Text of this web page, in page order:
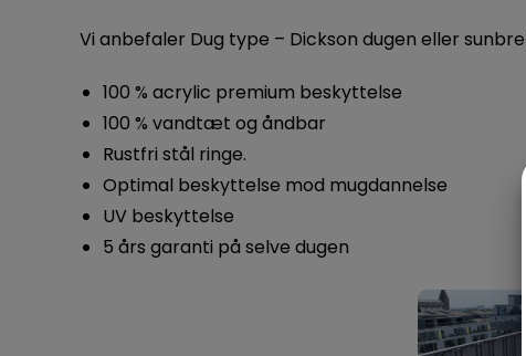
Vi anbefaler Dug type – Dickson dugen eller
100 % acrylic premium beskyttelse
100 % vandtæt og åndbar
Rustfri stål ringe.
Optimal beskyttelse mod mugdannelse
UV beskyttelse
5 års garanti på selve dugen